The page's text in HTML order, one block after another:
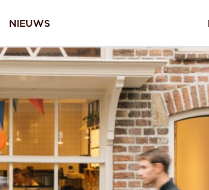
NIEUWS
LOG IN
AANMELDEN